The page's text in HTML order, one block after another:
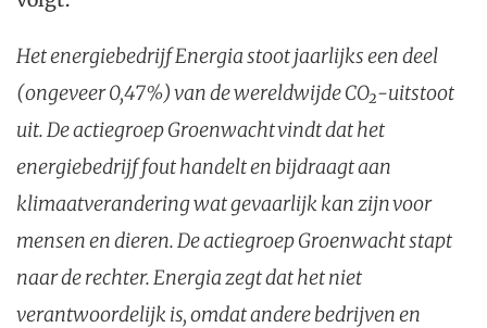
Het energiebedrijf Energia stoot jaarlijks een deel
(ongeveer 0,47%) van de wereldwijde CO₂-uitstoot
uit. De actiegroep Groenwacht vindt dat het
energiebedrijf fout handelt en bijdraagt aan
klimaatverandering wat gevaarlijk kan zijn voor
mensen en dieren. De actiegroep Groenwacht stapt
naar de rechter. Energia zegt dat het niet
verantwoordelijk is, omdat andere bedrijven en